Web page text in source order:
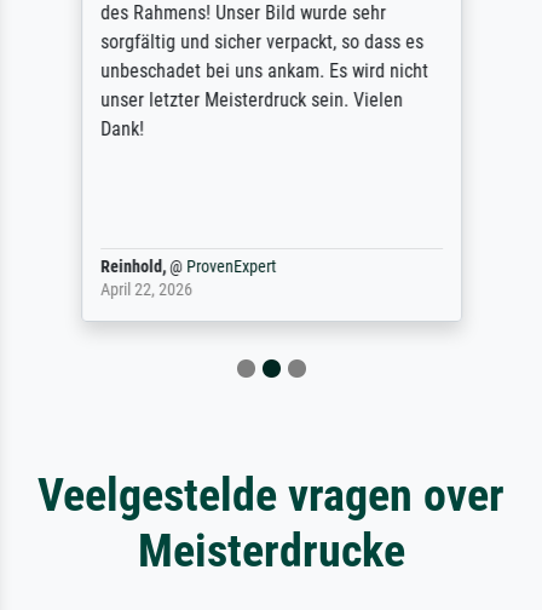
des Rahmens! Unser Bild wurde sehr
sorgfältig und sicher verpackt, so dass es
unbeschadet bei uns ankam. Es wird nicht
unser letzter Meisterdruck sein. Vielen
Dank!
Reinhold,@ ProvenExpert
April 22, 2026
Veelgestelde vragen over
Meisterdrucke